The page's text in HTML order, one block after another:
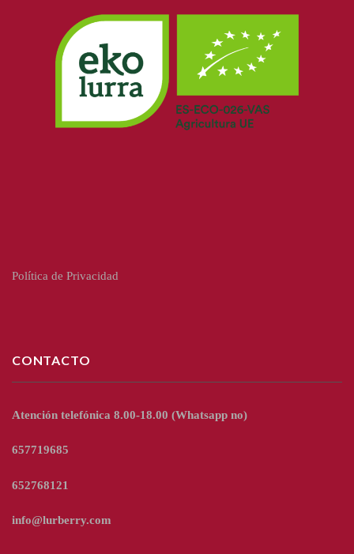
Política de Privacidad
CONTACTO
Atención telefónica 8.00-18.00 (Whatsapp no)
657719685
652768121
info@lurberry.com